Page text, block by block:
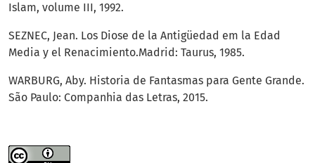
Islam, volume III, 1992.
SEZNEC, Jean. Los Diose de la Antigüedad em la Edad
Media y el Renacimiento.Madrid: Taurus, 1985.
WARBURG, Aby. Historia de Fantasmas para Gente Grande.
São Paulo: Companhia das Letras, 2015.